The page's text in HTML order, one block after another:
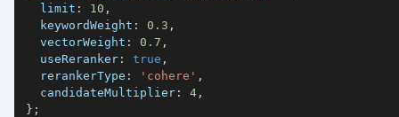
  limit
: 10 ,
  keywordWeight
: 0.3 ,
  vectorWeight
: 0.7 ,
  useReranker
: true ,
  rerankerType
: 'cohere' ,
  candidateMultiplier
: 4 ,
} ;